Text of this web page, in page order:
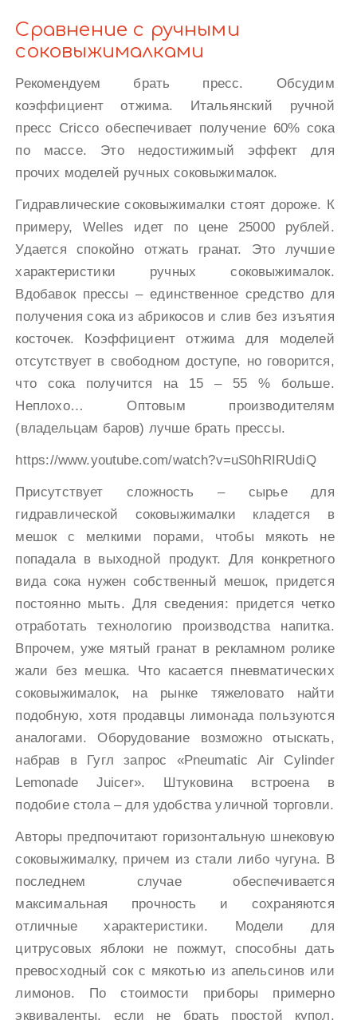
Сравнение с ручными
соковыжималками
Рекомендуем брать пресс. Обсудим
коэффициент отжима. Итальянский ручной
пресс Cricco обеспечивает получение 60% сока
по массе. Это недостижимый эффект для
прочих моделей ручных соковыжималок.
Гидравлические соковыжималки стоят дороже. К
примеру, Welles идет по цене 25000 рублей.
Удается спокойно отжать гранат. Это лучшие
характеристики ручных соковыжималок.
Вдобавок прессы – единственное средство для
получения сока из абрикосов и слив без изъятия
косточек. Коэффициент отжима для моделей
отсутствует в свободном доступе, но говорится,
что сока получится на 15 – 55 % больше.
Неплохо… Оптовым производителям
(владельцам баров) лучше брать прессы.
https://www.youtube.com/watch?v=uS0hRIRUdiQ
Присутствует сложность – сырье для
гидравлической соковыжималки кладется в
мешок с мелкими порами, чтобы мякоть не
попадала в выходной продукт. Для конкретного
вида сока нужен собственный мешок, придется
постоянно мыть. Для сведения: придется четко
отработать технологию производства напитка.
Впрочем, уже мятый гранат в рекламном ролике
жали без мешка. Что касается пневматических
соковыжималок, на рынке тяжеловато найти
подобную, хотя продавцы лимонада пользуются
аналогами. Оборудование возможно отыскать,
набрав в Гугл запрос «Pneumatic Air Cylinder
Lemonade Juicer». Штуковина встроена в
подобие стола – для удобства уличной торговли.
Авторы предпочитают горизонтальную шнековую
соковыжималку, причем из стали либо чугуна. В
последнем случае обеспечивается
максимальная прочность и сохраняются
отличные характеристики. Модели для
цитрусовых яблоки не пожмут, способны дать
превосходный сок с мякотью из апельсинов или
лимонов. По стоимости приборы примерно
эквиваленты, если не брать простой купол.